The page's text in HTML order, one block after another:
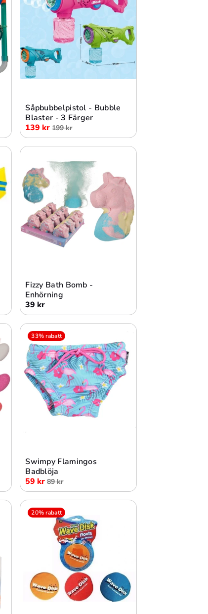
Såpbubbelpistol - Bubble
Blaster - 3 Färger
139 kr 199 kr
Fizzy Bath Bomb -
Enhörning
39 kr
33% rabatt
Swimpy Flamingos
Badblöja
59 kr 89 kr
20% rabatt